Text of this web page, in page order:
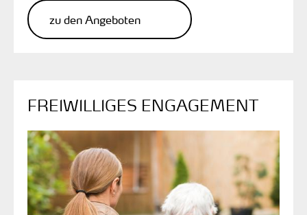
zu den Angeboten
FREIWILLIGES ENGAGEMENT